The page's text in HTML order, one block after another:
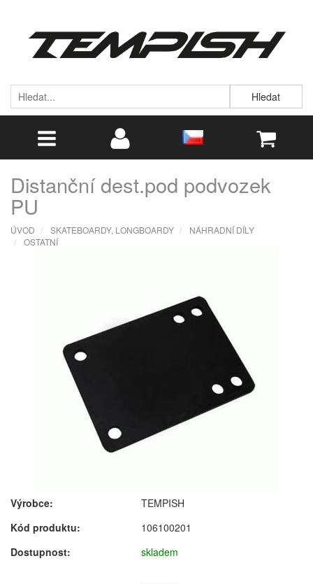
Hledat
Distanční dest.pod podvozek
PU
ÚVOD SKATEBOARDY, LONGBOARDY
NÁHRADNÍ DÍLY
OSTATNÍ
Výrobce:
TEMPISH
Kód produktu:
106100201
Dostupnost:
skladem